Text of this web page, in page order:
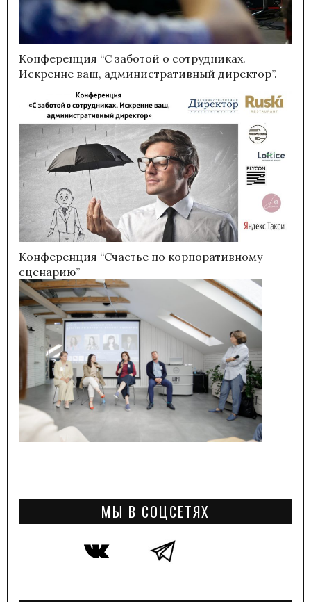
Конференция “С заботой о сотрудниках.
Искренне ваш, административный директор”.
Конференция “Счастье по корпоративному
сценарию”
МЫ В СОЦСЕТЯХ